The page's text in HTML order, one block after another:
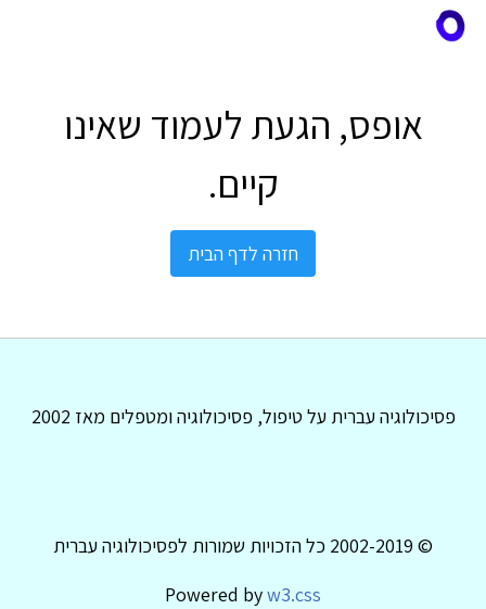
אופס, הגעת לעמוד שאינו
קיים.
חזרה לדף הבית
פסיכולוגיה עברית על טיפול, פסיכולוגיה ומטפלים מאז 2002
© 2002-2019 כל הזכויות שמורות לפסיכולוגיה עברית
Powered byw3.css